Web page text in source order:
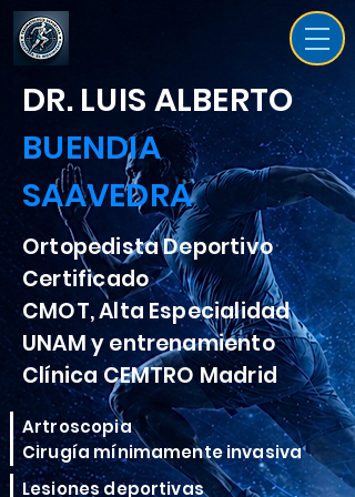
DR. LUIS ALBERTO
BUENDIA
SAAVEDRA
Ortopedista Deportivo
Certificado
CMOT, Alta Especialidad
UNAM y entrenamiento
Clínica CEMTRO Madrid
Artroscopia
Cirugía mínimamente invasiva
Lesiones deportivas